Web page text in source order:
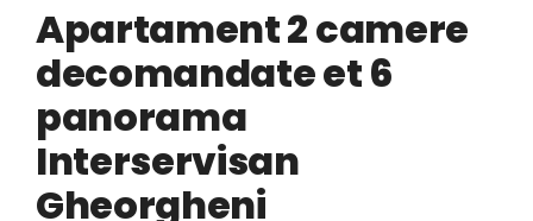
Apartament 2 camere
decomandate et 6
panorama
Interservisan
Gheorgheni